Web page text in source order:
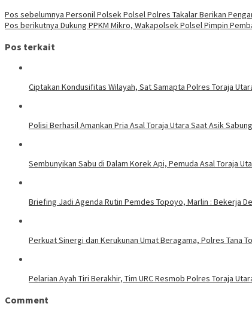
Pos sebelumnya Personil Polsek Polsel Polres Takalar Berikan
Pos berikutnya Dukung PPKM Mikro, Wakapolsek Polsel Pimpin
Pos terkait
Ciptakan Kondusifitas Wilayah, Sat Samapta Polres Toraja
Polisi Berhasil Amankan Pria Asal Toraja Utara Saat Asik
Sembunyikan Sabu di Dalam Korek Api, Pemuda Asal Toraja
Briefing Jadi Agenda Rutin Pemdes Topoyo, Marlin : Bekerja
Perkuat Sinergi dan Kerukunan Umat Beragama, Polres Tana
Pelarian Ayah Tiri Berakhir, Tim URC Resmob Polres Toraja
Comment